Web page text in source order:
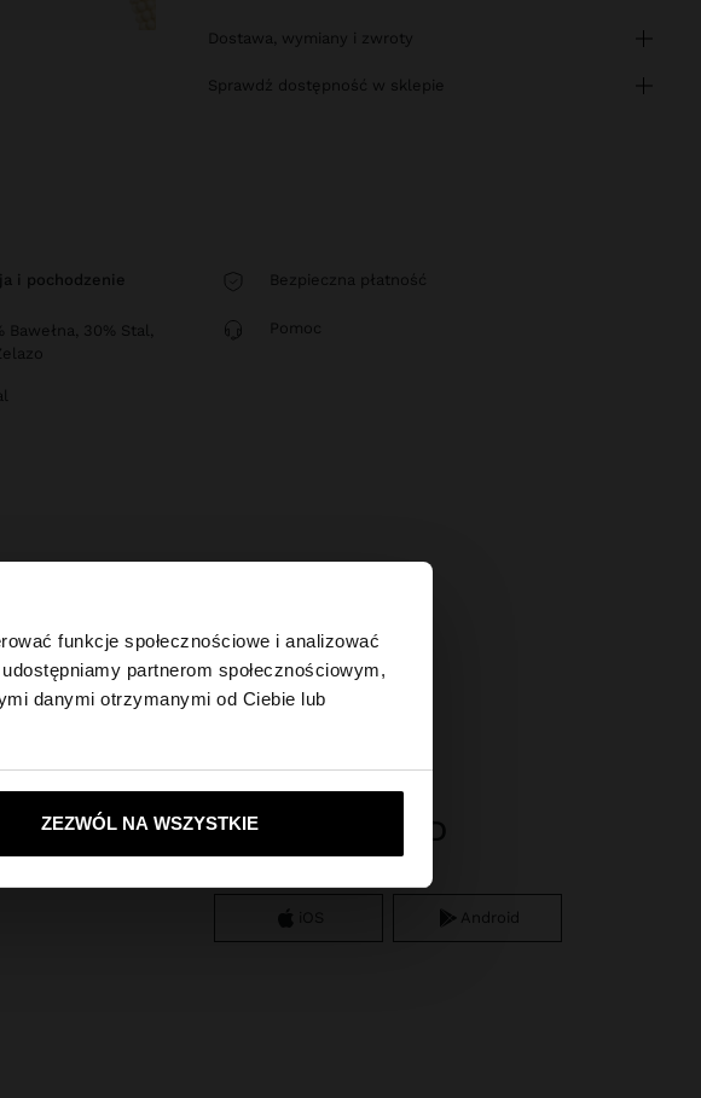
funkcje społecznościowe i analizować
partnerom społecznościowym,
danymi otrzymanymi od Ciebie lub
ZEZWÓL NA WSZYSTKIE
×
United States?
Tak, zabierz mnie do United States
dostawa, wymiany i zwroty
sprawdź dostępność w sklepie
i pochodzenie
Bawełna, 30% Stal,
Bezpieczna płatność
Pomoc
kurczaczkiem
APP DOWNLOAD
Android